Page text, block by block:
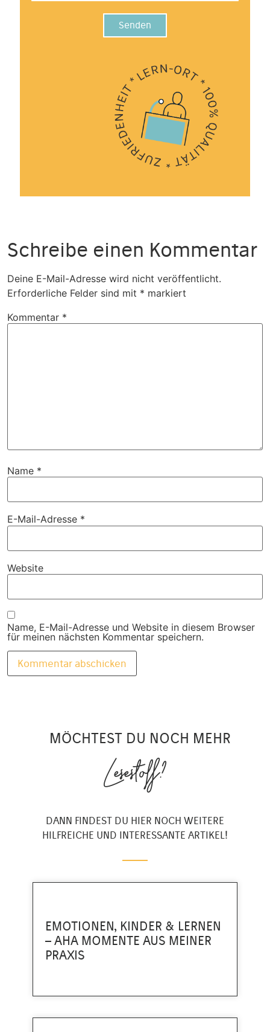
Senden
Schreibe einen Kommentar
Deine E-Mail-Adresse wird nicht veröffentlicht.
Erforderliche Felder sind mit * markiert
Kommentar *
Name *
E-Mail-Adresse *
Website
Name, E-Mail-Adresse und Website in diesem Browser
für meinen nächsten Kommentar speichern.
MÖCHTEST DU NOCH MEHR
Lesestoff?
DANN FINDEST DU HIER NOCH WEITERE
HILFREICHE UND INTERESSANTE ARTIKEL!
EMOTIONEN, KINDER & LERNEN
– AHA MOMENTE AUS MEINER
PRAXIS